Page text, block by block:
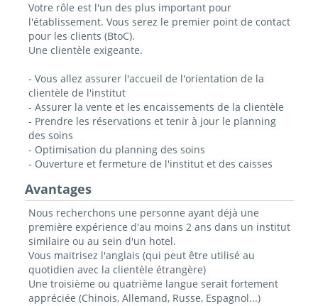
Votre rôle est l'un des plus important pour
l'établissement. Vous serez le premier point de contact
pour les clients (BtoC).
Une clientèle exigeante.
- Vous allez assurer l'accueil de l'orientation de la
clientèle de l'institut
- Assurer la vente et les encaissements de la clientèle
- Prendre les réservations et tenir à jour le planning
des soins
- Optimisation du planning des soins
- Ouverture et fermeture de l'institut et des caisses
Avantages
Nous recherchons une personne ayant déjà une
première expérience d'au moins 2 ans dans un institut
similaire ou au sein d'un hotel.
Vous maitrisez l'anglais (qui peut être utilisé au
quotidien avec la clientèle étrangère)
Une troisième ou quatrième langue serait fortement
appréciée (Chinois, Allemand, Russe, Espagnol...)